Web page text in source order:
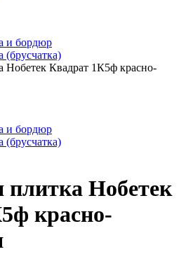
и бордюр
(брусчатка)
Нобетек Квадрат 1К5ф красно-
и бордюр
(брусчатка)
плитка Нобетек
красно-